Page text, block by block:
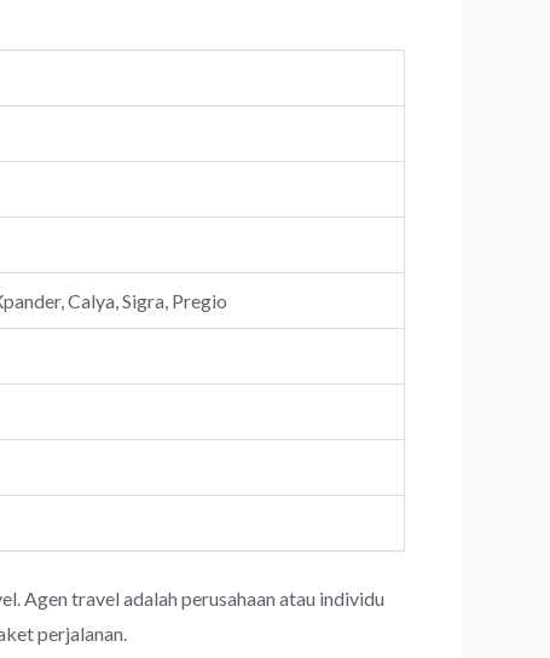
Calya, Sigra, Pregio
Agen travel adalah perusahaan atau individu
perjalanan.